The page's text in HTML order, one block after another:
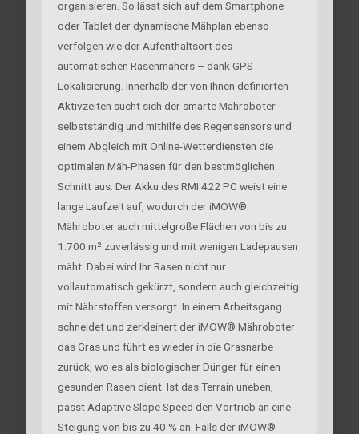
organisieren. So lässt sich auf dem Smartphone
oder Tablet der dynamische Mähplan ebenso
verfolgen wie der Aufenthaltsort des
automatischen Rasenmähers – dank GPS-
Lokalisierung. Innerhalb der von Ihnen definierten
Aktivzeiten sucht sich der smarte Mähroboter
selbstständig und mithilfe des Regensensors und
einem Abgleich mit Online-Wetterdiensten die
optimalen Mäh-Phasen für den bestmöglichen
Schnitt aus. Der Akku des RMI 422 PC weist eine
lange Laufzeit auf, wodurch der iMOW®
Mähroboter auch mittelgroße Flächen von bis zu
1.700 m² zuverlässig und mit wenigen Ladepausen
mäht. Dabei wird Ihr Rasen nicht nur
vollautomatisch gekürzt, sondern auch gleichzeitig
mit Nährstoffen versorgt. In einem Arbeitsgang
schneidet und zerkleinert der iMOW® Mähroboter
das Gras und führt es wieder in die Grasnarbe
zurück, wo es als biologischer Dünger für einen
gesunden Rasen dient. Ist das Terrain uneben,
passt Adaptive Slope Speed den Vortrieb an eine
Steigung von bis zu 40 % an. Falls der iMOW®